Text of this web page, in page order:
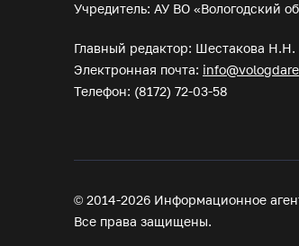
Учредитель: АУ ВО «Вологодский
Главный редактор: Шестакова Н.Н.
Электронная почта:
Телефон: (8172) 72-03-58
© 2014-2026 Информационное
Все права защищены.